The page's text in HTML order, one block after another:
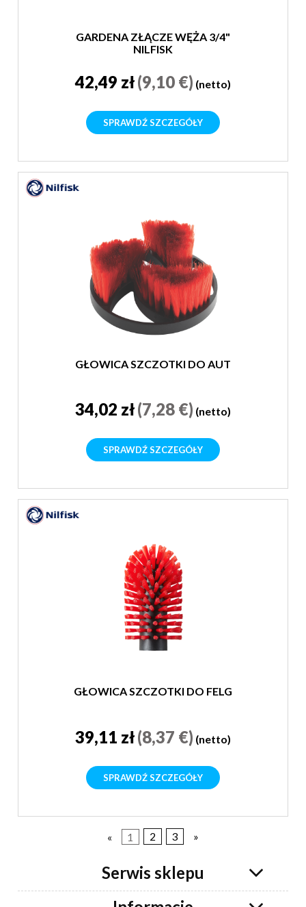
GARDENA ZŁĄCZE WĘŻA 3/4"
NILFISK
42,49 zł(9,10 €) (netto)
SPRAWDŹ SZCZEGÓŁY
GŁOWICA SZCZOTKI DO AUT
34,02 zł(7,28 €) (netto)
SPRAWDŹ SZCZEGÓŁY
GŁOWICA SZCZOTKI DO FELG
39,11 zł(8,37 €) (netto)
SPRAWDŹ SZCZEGÓŁY
« 1 2 3 »
Serwis sklepu